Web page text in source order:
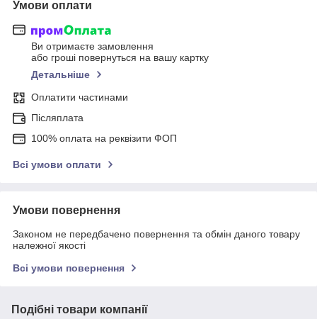
Умови оплати
Ви отримаєте замовлення
або гроші повернуться на вашу картку
Детальніше
Оплатити частинами
Післяплата
100% оплата на реквізити ФОП
Всі умови оплати
Умови повернення
Законом не передбачено повернення та обмін даного товару
належної якості
Всі умови повернення
Подібні товари компанії